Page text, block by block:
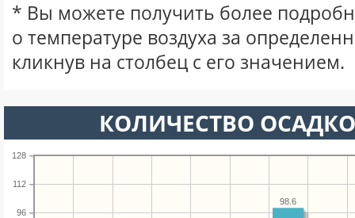
* Вы можете получить более
о температуре воздуха за
кликнув на столбец с его значением.
КОЛИЧЕСТВО
96
112
128
98.6